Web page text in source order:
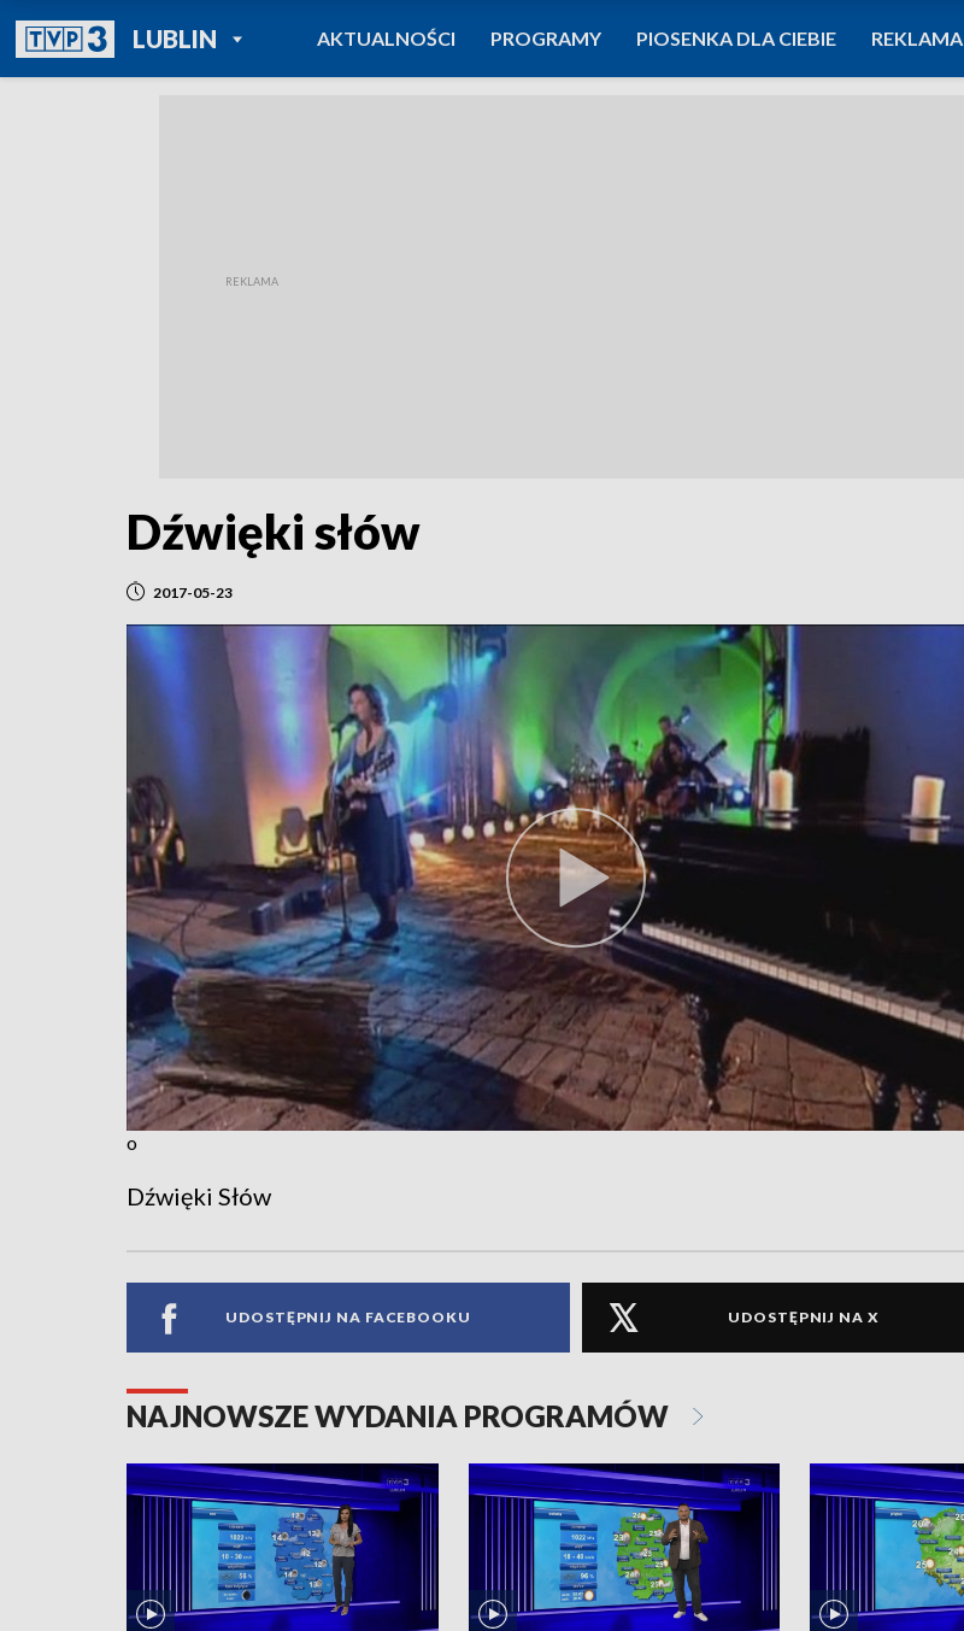
LUBLINPOWRÓT DO
TVP REGIONY
AKTUALNOŚCI PROGRAMY PIOSENKA DLA CIEBIE REKLAMA
Dźwięki słów
2017-05-23
o
Dźwięki Słów
UDOSTĘPNIJ NA FACEBOOKU UDOSTĘPNIJ NA X
NAJNOWSZE WYDANIA PROGRAMÓW